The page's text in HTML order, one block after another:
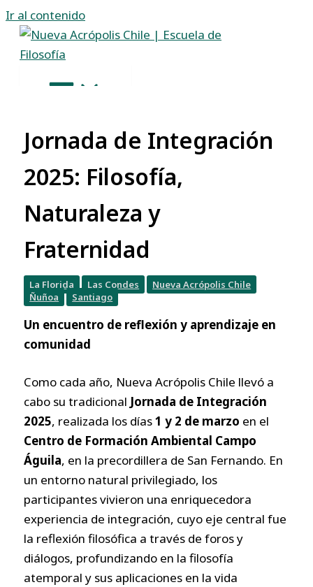
Ir al contenido
Jornada de Integración
2025: Filosofía,
Naturaleza y
Fraternidad
La Florida Las Condes
Nueva Acrópolis Chile
Ñuñoa
Santiago
Un encuentro de reflexión y aprendizaje en
comunidad
Como cada año, Nueva Acrópolis Chile llevó a
cabo su tradicional Jornada de Integración
2025, realizada los días1 y 2 de marzo en el
Centro de Formación Ambiental Campo
Águila, en la precordillera de San Fernando. En
un entorno natural privilegiado, los
participantes vivieron una enriquecedora
experiencia de integración, cuyo eje central fue
la reflexión filosófica a través de foros y
diálogos, profundizando en la filosofía
atemporal y sus aplicaciones en la vida